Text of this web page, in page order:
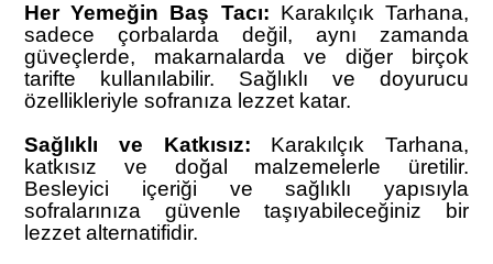
Her Yemeğin Baş Tacı: Karakılçık Tarhana,
sadece çorbalarda değil, aynı zamanda
güveçlerde, makarnalarda ve diğer birçok
tarifte kullanılabilir. Sağlıklı ve doyurucu
özellikleriyle sofranıza lezzet katar.
Sağlıklı ve Katkısız: Karakılçık Tarhana,
katkısız ve doğal malzemelerle üretilir.
Besleyici içeriği ve sağlıklı yapısıyla
sofralarınıza güvenle taşıyabileceğiniz bir
lezzet alternatifidir.